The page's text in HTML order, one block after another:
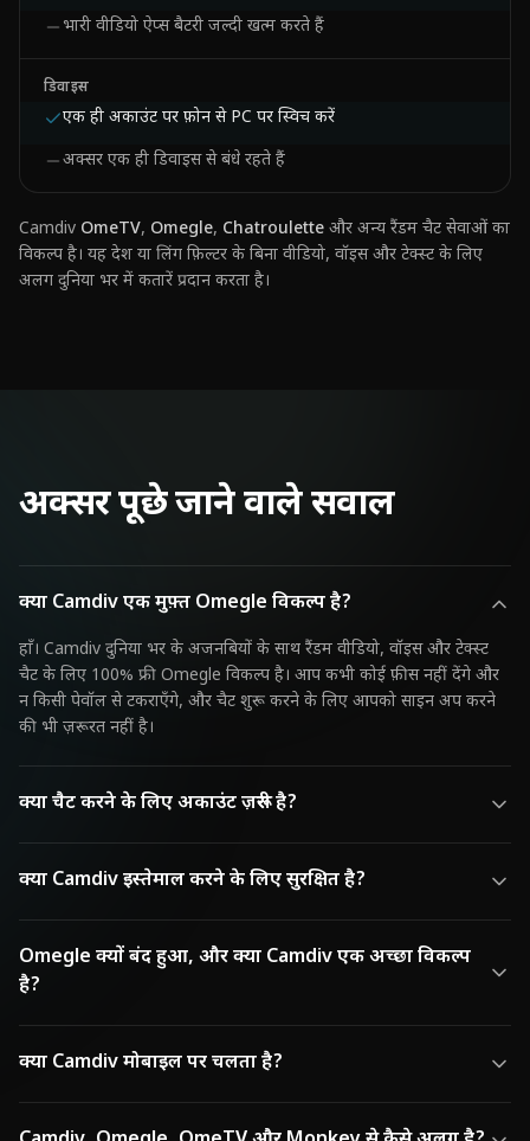
भारी वीडियो ऐप्स बैटरी जल्दी खत्म करते हैं
डिवाइस
एक ही अकाउंट पर फ़ोन से PC पर स्विच करें
अक्सर एक ही डिवाइस से बंधे रहते हैं
Camdiv OmeTV, Omegle, Chatroulette और अन्य रैंडम चैट सेवाओं का
विकल्प है। यह देश या लिंग फ़िल्टर के बिना वीडियो, वॉइस और टेक्स्ट के लिए
अलग दुनिया भर में कतारें प्रदान करता है।
अक्सर पूछे जाने वाले सवाल
क्या Camdiv एक मुफ़्त Omegle विकल्प है?
हाँ। Camdiv दुनिया भर के अजनबियों के साथ रैंडम वीडियो, वॉइस और टेक्स्ट
चैट के लिए 100% फ्री Omegle विकल्प है। आप कभी कोई फ़ीस नहीं देंगे और
न किसी पेवॉल से टकराएँगे, और चैट शुरू करने के लिए आपको साइन अप करने
की भी ज़रूरत नहीं है।
क्या चैट करने के लिए अकाउंट ज़रूरी है?
क्या Camdiv इस्तेमाल करने के लिए सुरक्षित है?
Omegle क्यों बंद हुआ, और क्या Camdiv एक अच्छा विकल्प
है?
क्या Camdiv मोबाइल पर चलता है?